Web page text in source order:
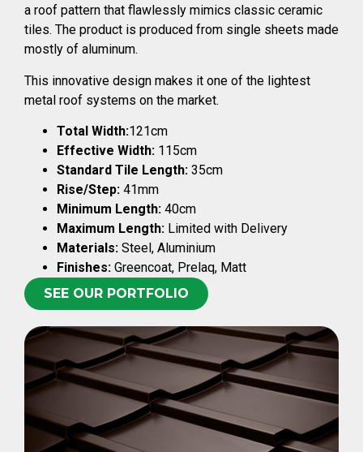
a roof pattern that flawlessly mimics classic ceramic
tiles. The product is produced from single sheets made
mostly of aluminum.
This innovative design makes it one of the lightest
metal roof systems on the market.
Total Width:121cm
Effective Width: 115cm
Standard Tile Length: 35cm
Rise/Step: 41mm
Minimum Length: 40cm
Maximum Length: Limited with Delivery
Materials: Steel, Aluminium
Finishes: Greencoat, Prelaq, Matt
SEE OUR PORTFOLIO